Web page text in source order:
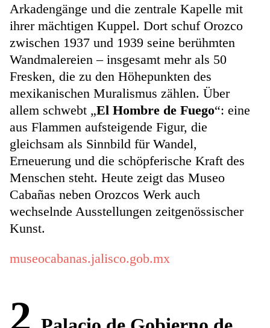
Arkadengänge und die zentrale Kapelle mit
ihrer mächtigen Kuppel. Dort schuf Orozco
zwischen 1937 und 1939 seine berühmten
Wandmalereien – insgesamt mehr als 50
Fresken, die zu den Höhepunkten des
mexikanischen Muralismus zählen. Über
allem schwebt „El Hombre de Fuego“: eine
aus Flammen aufsteigende Figur, die
gleichsam als Sinnbild für Wandel,
Erneuerung und die schöpferische Kraft des
Menschen steht. Heute zeigt das Museo
Cabañas neben Orozcos Werk auch
wechselnde Ausstellungen zeitgenössischer
Kunst.
museocabanas.jalisco.gob.mx
2